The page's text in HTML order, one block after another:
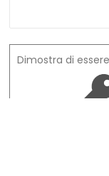
Dimostra di